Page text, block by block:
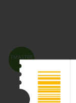
FMASTER
ÁR